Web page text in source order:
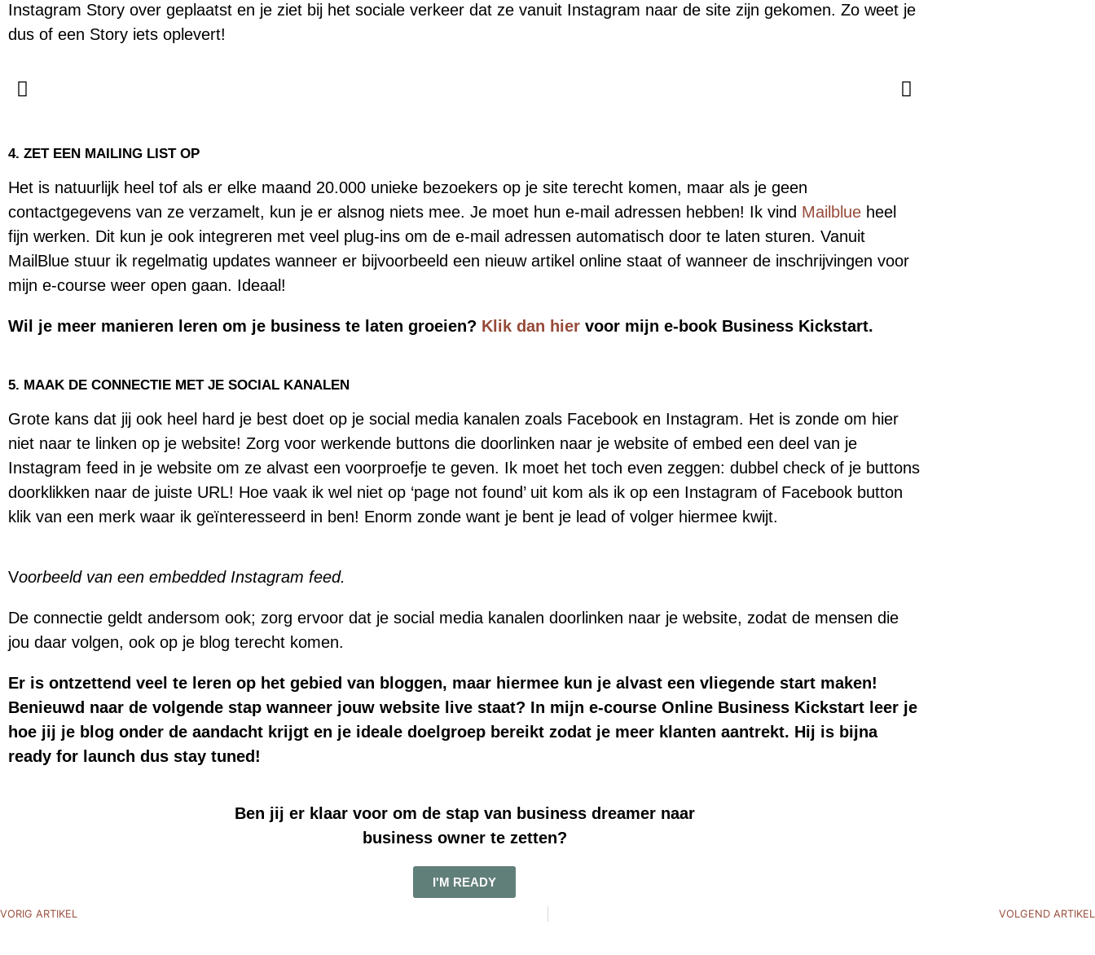
Instagram Story over geplaatst en je ziet bij het sociale verkeer dat ze vanuit Instagram naar de site zijn gekomen. Zo weet je
dus of een Story iets oplevert!
4. ZET EEN MAILING LIST OP
Het is natuurlijk heel tof als er elke maand 20.000 unieke bezoekers op je site terecht komen, maar als je geen
contactgegevens van ze verzamelt, kun je er alsnog niets mee. Je moet hun e-mail adressen hebben! Ik vind Mailblue heel
fijn werken. Dit kun je ook integreren met veel plug-ins om de e-mail adressen automatisch door te laten sturen. Vanuit
MailBlue stuur ik regelmatig updates wanneer er bijvoorbeeld een nieuw artikel online staat of wanneer de inschrijvingen voor
mijn e-course weer open gaan. Ideaal!
Wil je meer manieren leren om je business te laten groeien? Klik dan hier voor mijn e-book Business Kickstart.
5. MAAK DE CONNECTIE MET JE SOCIAL KANALEN
Grote kans dat jij ook heel hard je best doet op je social media kanalen zoals Facebook en Instagram. Het is zonde om hier
niet naar te linken op je website! Zorg voor werkende buttons die doorlinken naar je website of embed een deel van je
Instagram feed in je website om ze alvast een voorproefje te geven. Ik moet het toch even zeggen: dubbel check of je buttons
doorklikken naar de juiste URL! Hoe vaak ik wel niet op ‘page not found’ uit kom als ik op een Instagram of Facebook button
klik van een merk waar ik geïnteresseerd in ben! Enorm zonde want je bent je lead of volger hiermee kwijt.
Voorbeeld van een embedded Instagram feed.
De connectie geldt andersom ook; zorg ervoor dat je social media kanalen doorlinken naar je website, zodat de mensen die
jou daar volgen, ook op je blog terecht komen.
Er is ontzettend veel te leren op het gebied van bloggen, maar hiermee kun je alvast een vliegende start maken!
Benieuwd naar de volgende stap wanneer jouw website live staat? In mijn e-course Online Business Kickstart leer je
hoe jij je blog onder de aandacht krijgt en je ideale doelgroep bereikt zodat je meer klanten aantrekt. Hij is bijna
ready for launch dus stay tuned!
Ben jij er klaar voor om de stap van business dreamer naar
business owner te zetten?
I'M READY
VORIG ARTIKEL VOLGEND ARTIKEL